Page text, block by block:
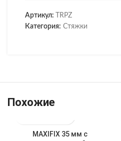
Артикул:
TRPZ
Категория: Стяжки
Похожие
MAXIFIX 35 мм с